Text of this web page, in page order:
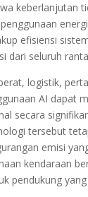
keberlanjutan
efisiensi
dari seluruh
logistik,
AI dapat
secara
tersebut
emisi
kendaraan
pendukung